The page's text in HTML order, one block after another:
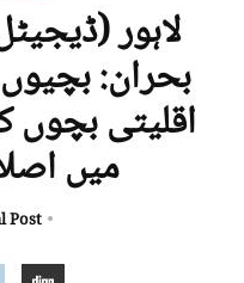
لاہور
بحران:
اقلیتی
میں
Post